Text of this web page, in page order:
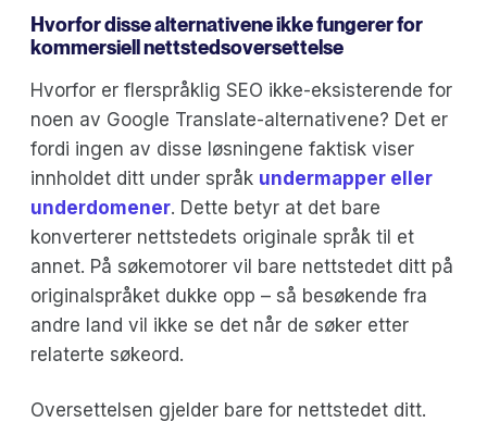
Hvorfor disse alternativene ikke fungerer for
kommersiell nettstedsoversettelse
Hvorfor er flerspråklig SEO ikke-eksisterende for
noen av Google Translate-alternativene? Det er
fordi ingen av disse løsningene faktisk viser
innholdet ditt under språk undermapper eller
underdomener. Dette betyr at det bare
konverterer nettstedets originale språk til et
annet. På søkemotorer vil bare nettstedet ditt på
originalspråket dukke opp – så besøkende fra
andre land vil ikke se det når de søker etter
relaterte søkeord.
Oversettelsen gjelder bare for nettstedet ditt.